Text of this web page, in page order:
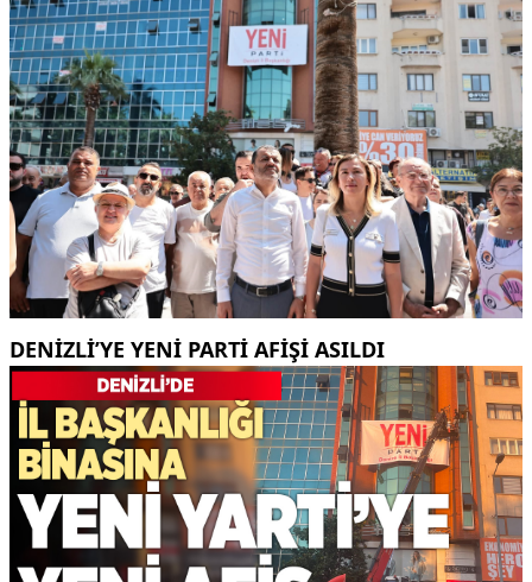
DENIZLI’YE YENI PARTI AFIŞI ASILDI